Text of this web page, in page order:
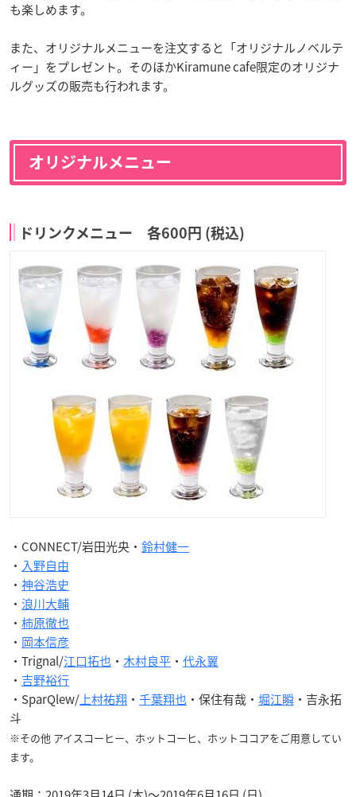
も楽しめます。
また、オリジナルメニューを注文すると「オリジナルノベルテ
ィー」をプレゼント。そのほかKiramune cafe限定のオリジナ
ルグッズの販売も行われます。
オリジナルメニュー
ドリンクメニュー 各600円 (税込)
・CONNECT/岩田光央・ 鈴村健一
・ 入野自由
・ 神谷浩史
・ 浪川大輔
・ 柿原徹也
・ 岡本信彦
・Trignal/江口拓也 ・ 木村良平 ・ 代永翼
・ 吉野裕行
・SparQlew/ 上村祐翔 ・ 千葉翔也 ・保住有哉・ 堀江瞬 ・吉永拓
斗
※その他 アイスコーヒー、ホットコーヒ、ホットココアをご用意してい
ます。